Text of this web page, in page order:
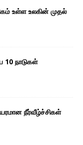
உள்ள உலகின் முதல்
10 நாடுகள்
நீர்வீழ்ச்சிகள்